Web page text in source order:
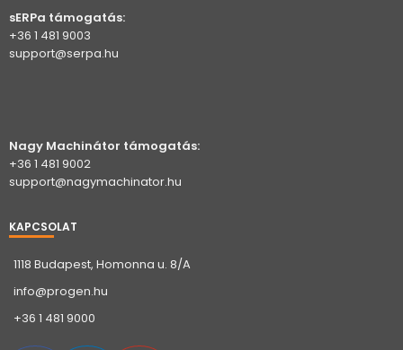
sERPa támogatás:
+36 1 481 9003
support@serpa.hu
Nagy Machinátor támogatás:
+36 1 481 9002
support@nagymachinator.hu
KAPCSOLAT
1118 Budapest, Homonna u. 8/A
info@progen.hu
+36 1 481 9000